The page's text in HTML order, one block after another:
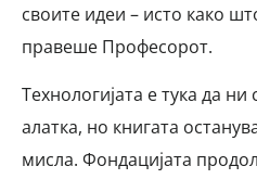
своите идеи – исто како
правеше Професорот.
Технологијата е тука да
алатка, но книгата
мисла. Фондацијата